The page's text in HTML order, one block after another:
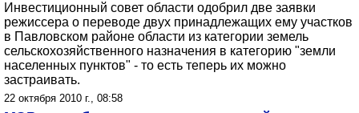
Инвестиционный совет области одобрил две заявки
режиссера о переводе двух принадлежащих ему участков
в Павловском районе области из категории земель
сельскохозяйственного назначения в категорию "земли
населенных пунктов" - то есть теперь их можно
застраивать.
22 октября 2010 г., 08:58